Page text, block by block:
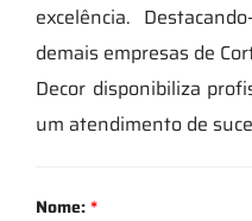
excelência.
demais empresas de
Decor disponibiliza
um atendimento de
Nome:*